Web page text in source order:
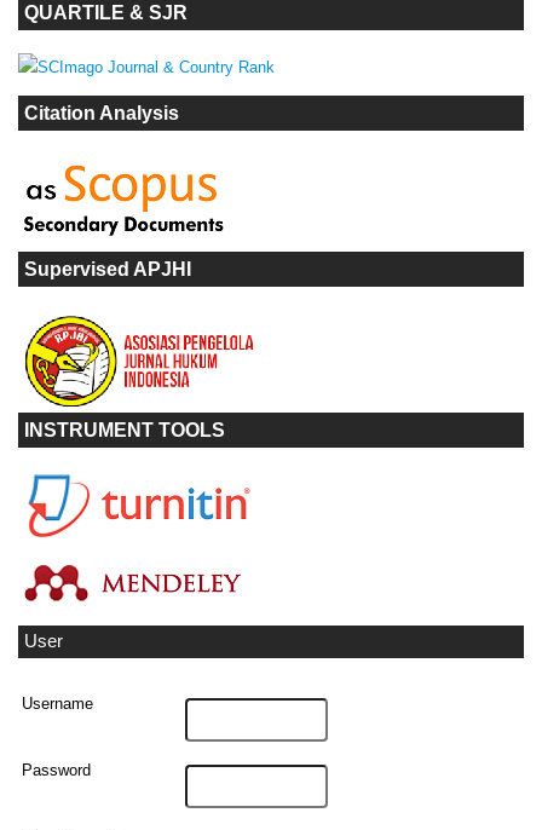
QUARTILE & SJR
Citation Analysis
Supervised APJHI
INSTRUMENT TOOLS
User
Username
Password